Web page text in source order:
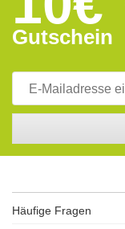
Gutschein
Häufige Fragen